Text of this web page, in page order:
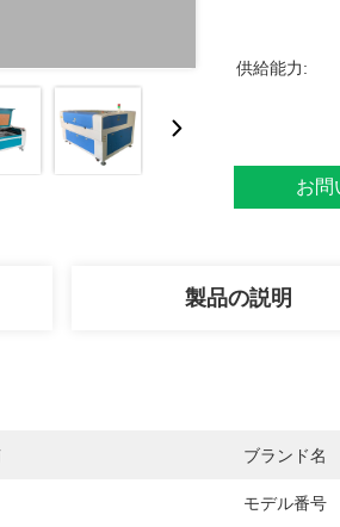
供給能力:
お問
製品の説明
ブランド名
モデル番号